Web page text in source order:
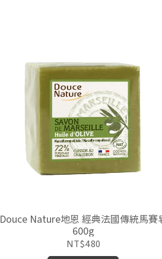
Douce Nature地恩 經典法國傳統馬賽
600g
NT$480